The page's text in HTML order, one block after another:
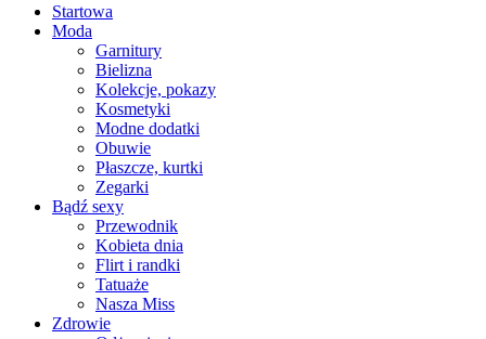
Startowa
Moda
Garnitury
Bielizna
Kolekcje, pokazy
Kosmetyki
Modne dodatki
Obuwie
Płaszcze, kurtki
Zegarki
Bądź sexy
Przewodnik
Kobieta dnia
Flirt i randki
Tatuaże
Nasza Miss
Zdrowie